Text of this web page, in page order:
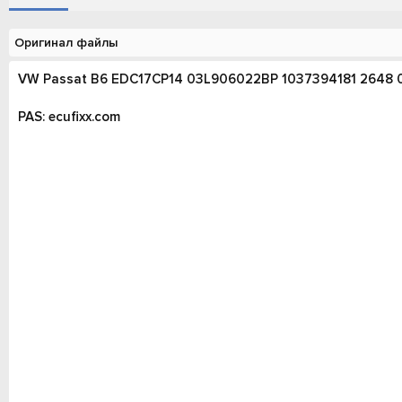
д
а
Оригинал файлы
VW Passat B6 EDC17CP14 03L906022BP 1037394181
PAS: ecufixx.com